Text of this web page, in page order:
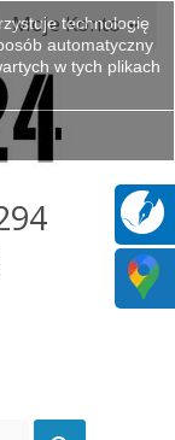
Moje Konto
technologię
automatyczny
w tych plikach